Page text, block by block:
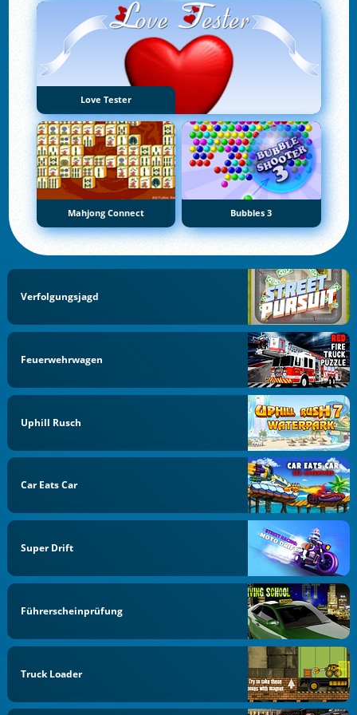
Love Tester
Mahjong Connect Bubbles 3
Verfolgungsjagd
Feuerwehrwagen
Uphill Rusch
Car Eats Car
Super Drift
Führerscheinprüfung
Truck Loader